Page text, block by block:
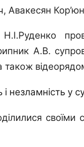
Н.І.Руденко
А.В.
також
і незламність у